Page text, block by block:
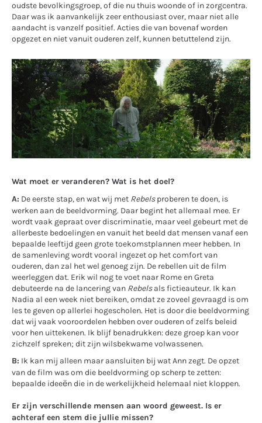
oudste bevolkingsgroep, of die nu thuis woonde of in zorgcentra.
Daar was ik aanvankelijk zeer enthousiast over, maar niet alle
aandacht is vanzelf positief. Acties die van bovenaf worden
opgezet en niet vanuit ouderen zelf, kunnen betuttelend zijn.
Wat moet er veranderen? Wat is het doel?
A: De eerste stap, en wat wij met Rebelsproberen te doen, is
werken aan de beeldvorming. Daar begint het allemaal mee. Er
wordt vaak gepraat over discriminatie, maar veel gebeurt met de
allerbeste bedoelingen en vanuit het beeld dat mensen vanaf een
bepaalde leeftijd geen grote toekomstplannen meer hebben. In
de samenleving wordt vooral ingezet op het comfort van
ouderen, dan zal het wel genoeg zijn. De rebellen uit de film
weerleggen dat. Erik wil nog te voet naar Rome en Greta
debuteerde na de lancering van Rebelsals fictieauteur. Ik kan
Nadia al een week niet bereiken, omdat ze zoveel gevraagd is om
les te geven op allerlei hogescholen. Het is door die beeldvorming
dat wij vaak vooroordelen hebben over ouderen of zelfs beleid
voor hen uittekenen. Ik blijf benadrukken: deze groep kan voor
zichzelf spreken; dit zijn wilsbekwame volwassenen.
B: Ik kan mij alleen maar aansluiten bij wat Ann zegt. De opzet
van de film was om die beeldvorming op scherp te zetten:
bepaalde ideeën die in de werkelijkheid helemaal niet kloppen.
Er zijn verschillende mensen aan woord geweest. Is er
achteraf een stem die jullie missen?